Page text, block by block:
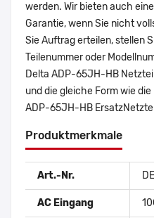
werden. Wir bieten auch
Garantie, wenn Sie nicht
Sie Auftrag erteilen, stellen
Teilenummer oder
Delta ADP-65JH-HB
und die gleiche Form wie
ADP-65JH-HB
Produktmerkmale
Art.-Nr.
AC Eingang